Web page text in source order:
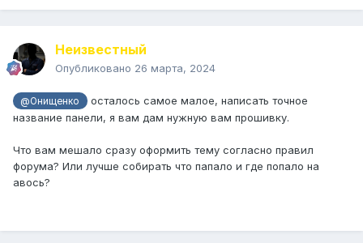
Неизвестный
Опубликовано 26 марта, 2024
@Онищенко
осталось самое малое, написать точное
название панели, я вам дам нужную вам прошивку.
Что вам мешало сразу оформить тему согласно правил
форума? Или лучше собирать что папало и где попало на
авось?